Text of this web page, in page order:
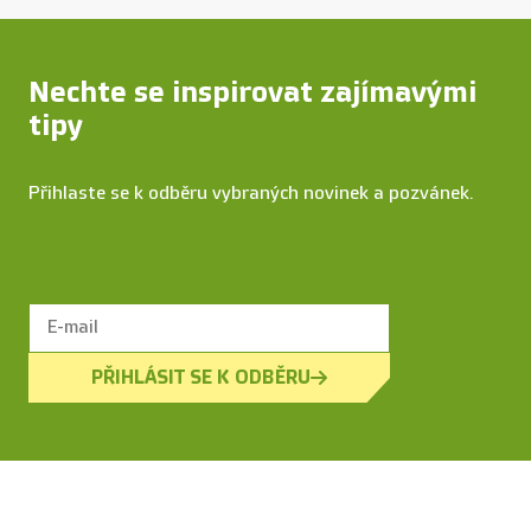
Nechte se inspirovat zajímavými
tipy
Přihlaste se k odběru vybraných novinek a pozvánek.
PŘIHLÁSIT SE K ODBĚRU